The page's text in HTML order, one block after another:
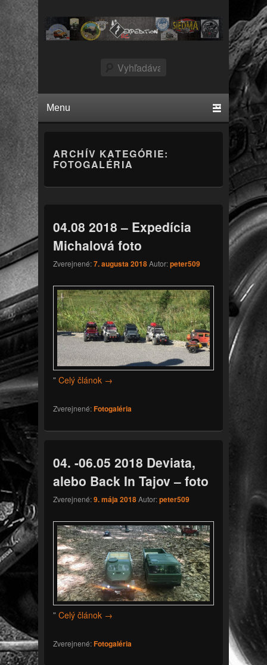
RCExpedition
Vyhľadávanie
ARCHÍV KATEGÓRIE:
FOTOGALÉRIA
04.08 2018 – Expedícia
Michalová foto
Zverejnené:7. augusta 2018Autor:peter509
” Celý článok →
Zverejnené:Fotogaléria
04. -06.05 2018 Deviata,
alebo Back In Tajov – foto
Zverejnené:9. mája 2018Autor:peter509
” Celý článok →
Zverejnené:Fotogaléria